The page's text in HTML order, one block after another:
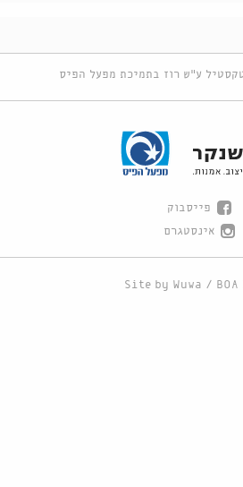
ע"ש רוז בתמיכת מפעל הפיס
פייסבוק
אינסטגרם
Site by Wuwa /